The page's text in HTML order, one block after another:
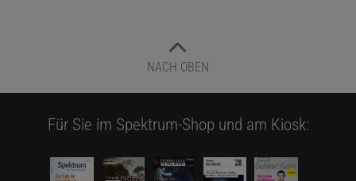
NACH OBEN
Für Sie im Spektrum-Shop und am Kiosk: